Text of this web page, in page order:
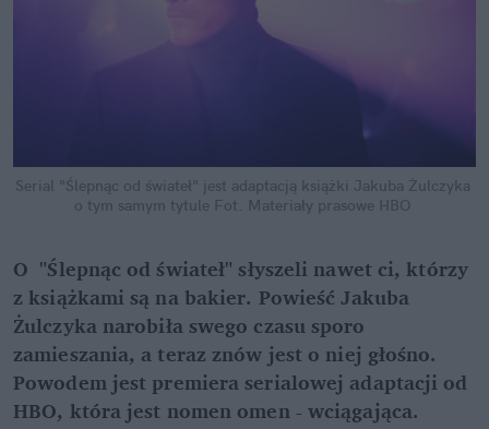
Serial "Ślepnąc od świateł" jest adaptacją książki Jakuba Żulczyka
o tym samym tytule Fot. Materiały prasowe HBO
O  "Ślepnąc od świateł" słyszeli nawet ci, którzy
z książkami są na bakier. Powieść Jakuba
Żulczyka narobiła swego czasu sporo
zamieszania, a teraz znów jest o niej głośno.
Powodem jest premiera serialowej adaptacji od
HBO, która jest nomen omen - wciągająca.